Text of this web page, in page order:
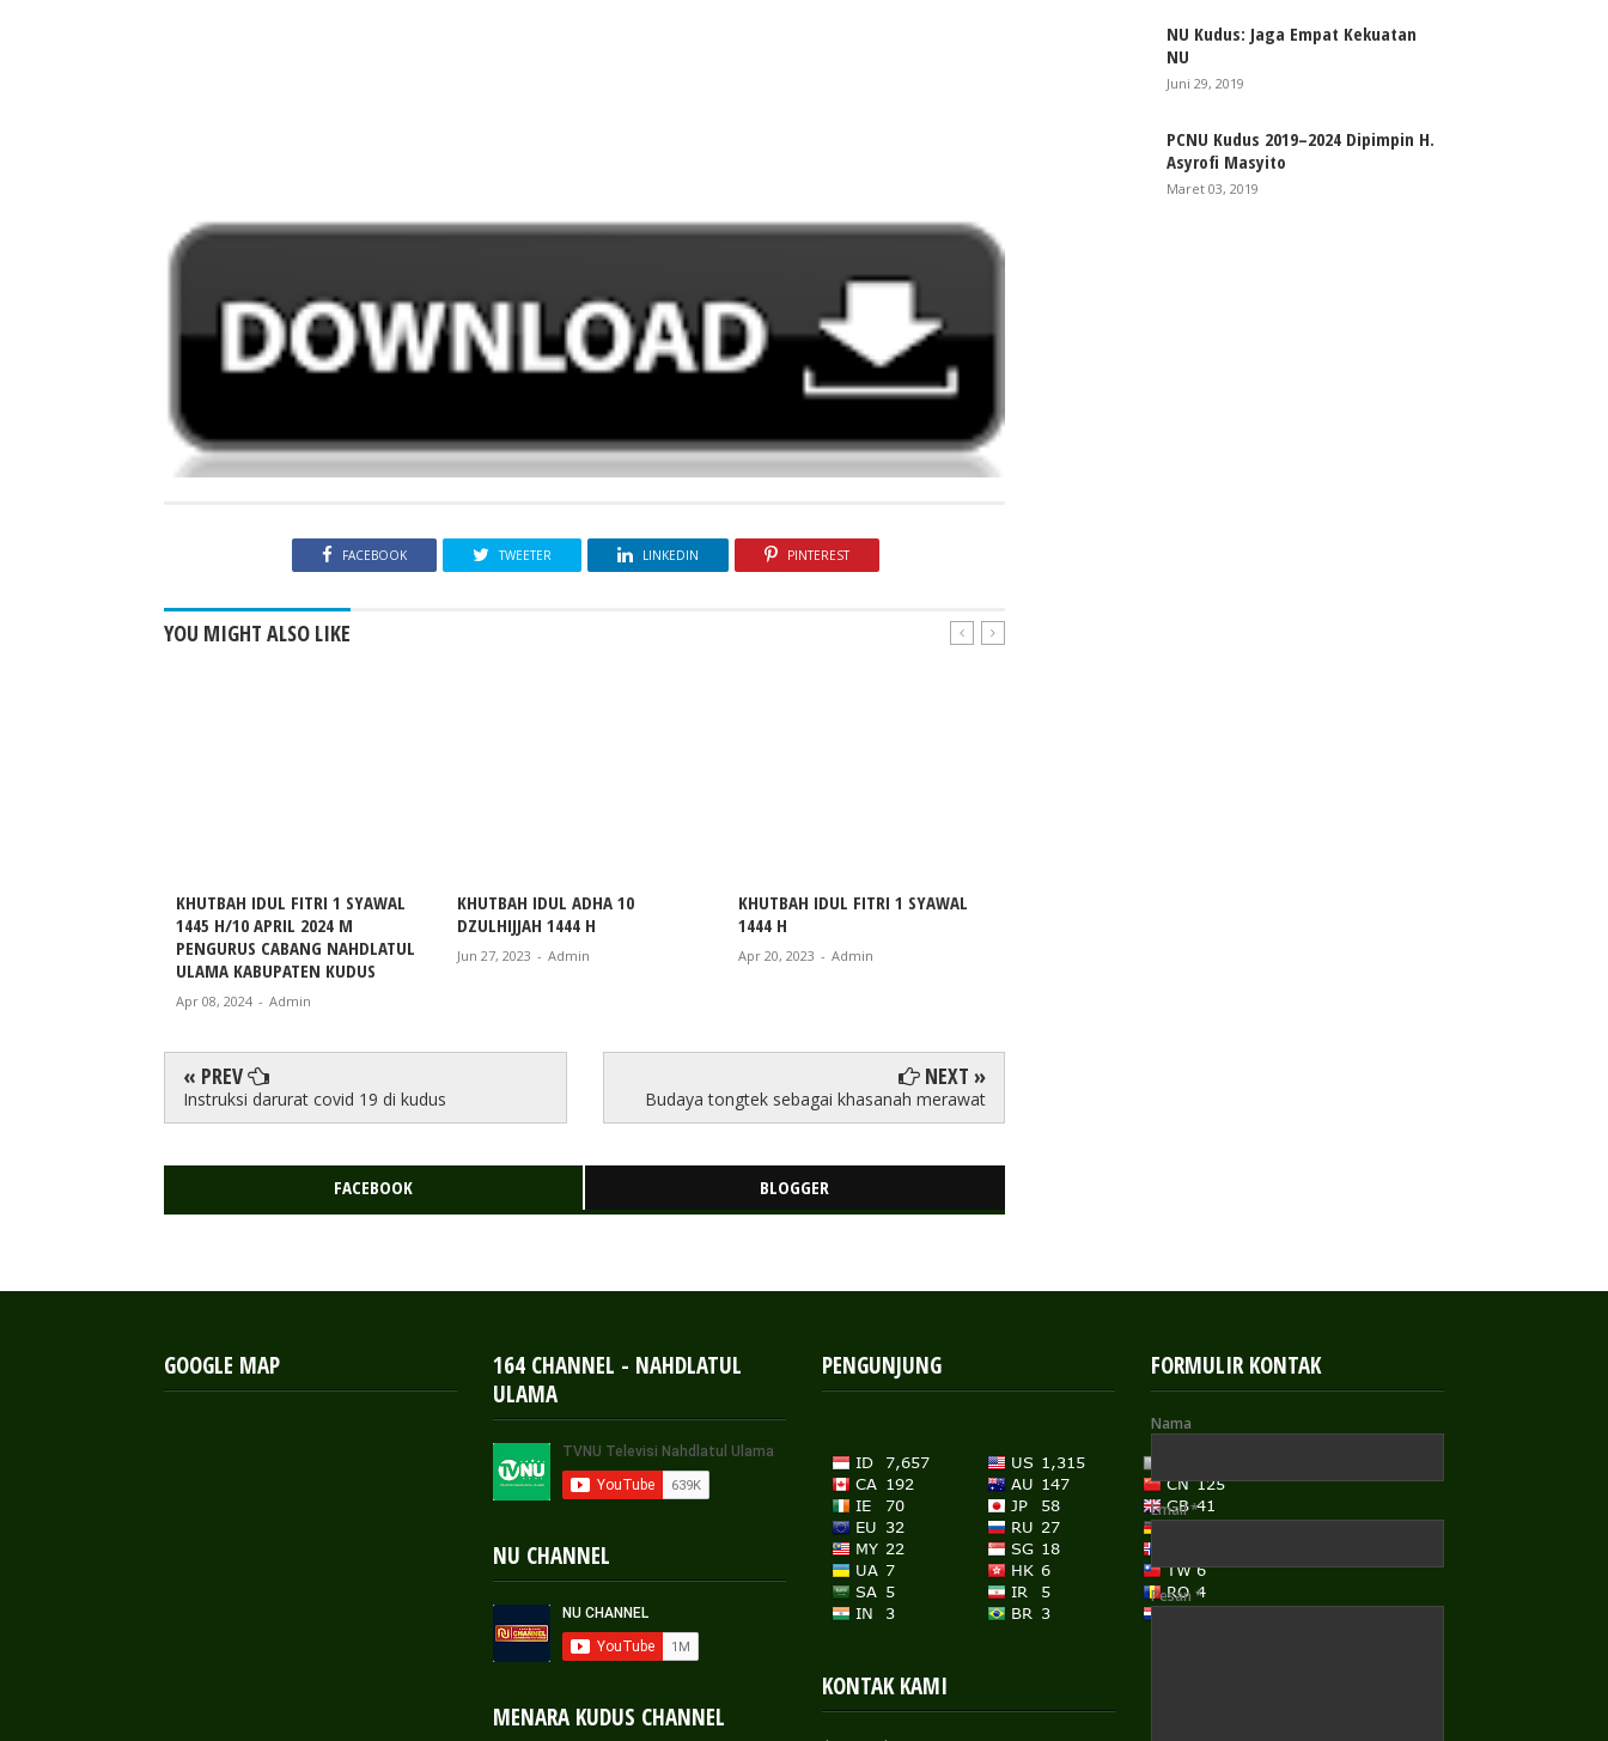
FACEBOOK TWEETER LINKEDIN PINTEREST
YOU MIGHT ALSO LIKE
KHUTBAH IDUL FITRI 1 SYAWAL
1445 H/10 APRIL 2024 M
PENGURUS CABANG NAHDLATUL
ULAMA KABUPATEN KUDUS
Apr 08, 2024 - Admin
KHUTBAH IDUL ADHA 10
DZULHIJJAH 1444 H
Jun 27, 2023 - Admin
KHUTBAH IDUL FITRI 1 SYAWAL
1444 H
Apr 20, 2023 - Admin
« PREV
Instruksi darurat covid 19 di kudus
NEXT »
Budaya tongtek sebagai khasanah merawat
FACEBOOK BLOGGER
NU Kudus: Jaga Empat Kekuatan
NU
Juni 29, 2019
PCNU Kudus 2019–2024 Dipimpin H.
Asyrofi Masyito
Maret 03, 2019
GOOGLE MAP
164 CHANNEL - NAHDLATUL
ULAMA
NU CHANNEL
MENARA KUDUS CHANNEL
PENGUNJUNG
KONTAK KAMI
FORMULIR KONTAK
Nama
Email*
Pesan *